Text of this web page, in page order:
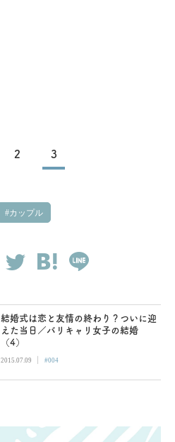
2 3
カップル
結婚式は恋と友情の終わり？ついに迎
えた当日／バリキャリ女子の結婚
（4）
2015.07.09 | #004